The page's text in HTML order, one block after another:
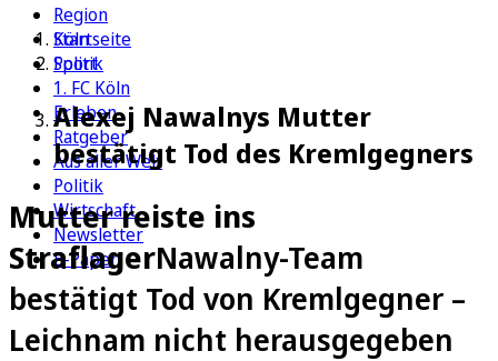
Region
Köln
Sport
1. FC Köln
Erleben
Ratgeber
Aus aller Welt
Politik
Wirtschaft
Newsletter
E-Paper
Startseite
Politik
Alexej Nawalnys Mutter
bestätigt Tod des Kremlgegners
Mutter reiste ins
StraflagerNawalny-Team
bestätigt Tod von Kremlgegner –
Leichnam nicht herausgegeben